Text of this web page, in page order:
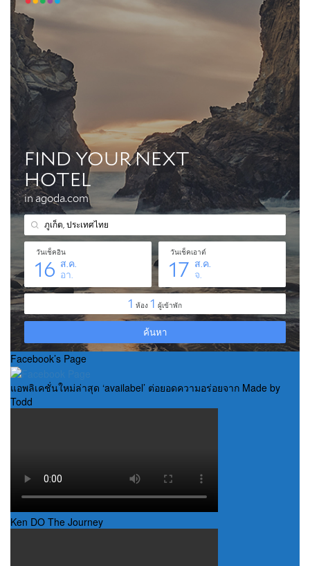
Facebook’s Page
แอพลิเคชั่นใหม่ล่าสุด ‘availabel’ ต่อยอดความอร่อยจาก Made by
Todd
Ken DO The Journey